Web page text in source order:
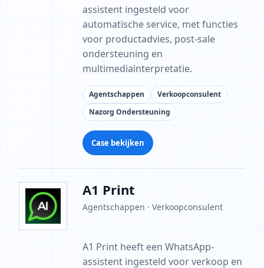
assistent ingesteld voor
automatische service, met functies
voor productadvies, post-sale
ondersteuning en
multimediainterpretatie.
Agentschappen
Verkoopconsulent
Nazorg Ondersteuning
Case bekijken
A1 Print
Agentschappen · Verkoopconsulent
A1 Print heeft een WhatsApp-
assistent ingesteld voor verkoop en